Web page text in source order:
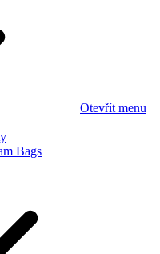
Otevřít menu
Bags